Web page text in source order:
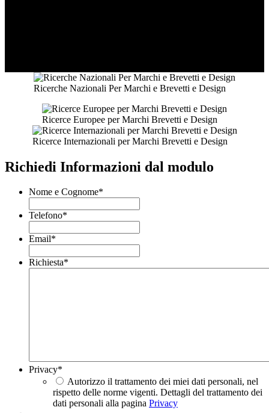
Ricerche Nazionali Per Marchi e Brevetti e Design
Ricerce Europee per Marchi Brevetti e Design
Ricerce Internazionali per Marchi Brevetti e Design
Richiedi Informazioni dal modulo
Nome e Cognome*
Telefono*
Email*
Richiesta*
Privacy*
Autorizzo il trattamento dei miei dati personali, nel
rispetto delle norme vigenti. Dettagli del trattamento dei
dati personali alla pagina Privacy